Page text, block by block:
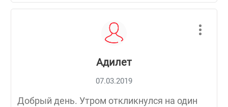
Адилет
07.03.2019
Добрый день. Утром откликнулся на один